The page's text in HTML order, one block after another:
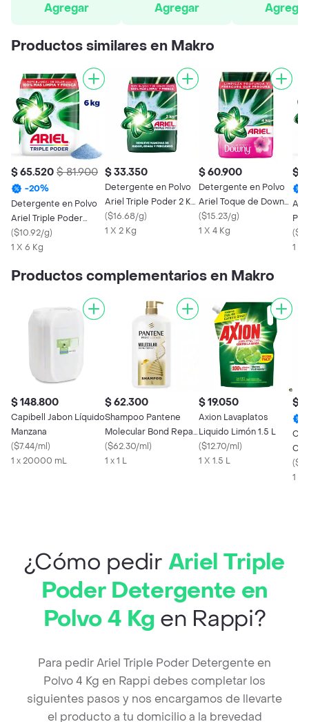
Agregar
Agregar
Agregar
Productos similares en Makro
$ 65.520 $ 81.900
-20%
Detergente en Polvo
Ariel Triple Poder
Jabón Para Ropa 6 Kg
($10.92/g)
1 X 6 Kg
$ 33.350
Detergente en Polvo
Ariel Triple Poder 2 Kg
Jabón Para Ropa
($16.68/g)
1 X 2 Kg
$ 60.900
Detergente en Polvo
Ariel Toque de Downy
4 Kg
($15.23/g)
1 X 4 Kg
$
(
1 X
Productos complementarios en Makro
$ 148.800
Capibell Jabon Líquido
Manzana
($7.44/ml)
1 x 20000 mL
$ 62.300
Shampoo Pantene
Molecular Bond Repair
1 L
($62.30/ml)
1 x 1 L
$ 19.050
Axion Lavaplatos
Liquido Limón 1.5 L
($12.70/ml)
1 X 1.5 L
$
(
1 X
¿Cómo pedir Ariel Triple
Poder Detergente en
Polvo 4 Kg en Rappi?
Para pedir Ariel Triple Poder Detergente en
Polvo 4 Kg en Rappi debes completar los
siguientes pasos y nos encargamos de llevarte
el producto a tu domicilio a la brevedad